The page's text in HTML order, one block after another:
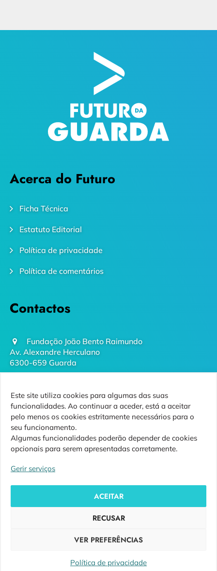
Este site utiliza cookies para algumas das suas
funcionalidades. Ao continuar a aceder, está a aceitar
pelo menos os cookies estritamente necessários para o
seu funcionamento.
Algumas funcionalidades poderão depender de cookies
opcionais para serem apresentadas corretamente.
Gerir serviços
ACEITAR
RECUSAR
VER PREFERÊNCIAS
Política de privacidade
Acerca do Futuro
Ficha Técnica
Estatuto Editorial
Política de privacidade
Política de comentários
Contactos
Fundação João Bento Raimundo
Av. Alexandre Herculano
6300-659 Guarda
271 220 410
(chamada para rede fixa nacional)
Siga-nos
Copyright ©Futuro da Guarda